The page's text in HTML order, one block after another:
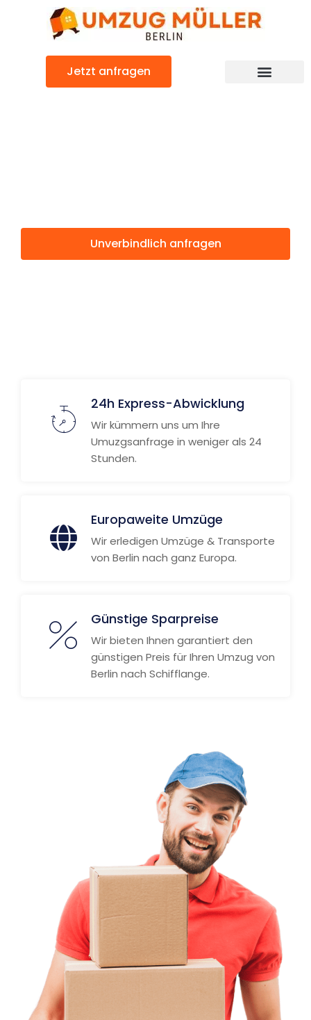
Jetzt anfragen
Unverbindlich anfragen
24h Express-Abwicklung
Wir kümmern uns um Ihre
Umuzgsanfrage in weniger als 24
Stunden.
Europaweite Umzüge
Wir erledigen Umzüge & Transporte
von Berlin nach ganz Europa.
Günstige Sparpreise
Wir bieten Ihnen garantiert den
günstigen Preis für Ihren Umzug von
Berlin nach Schifflange.